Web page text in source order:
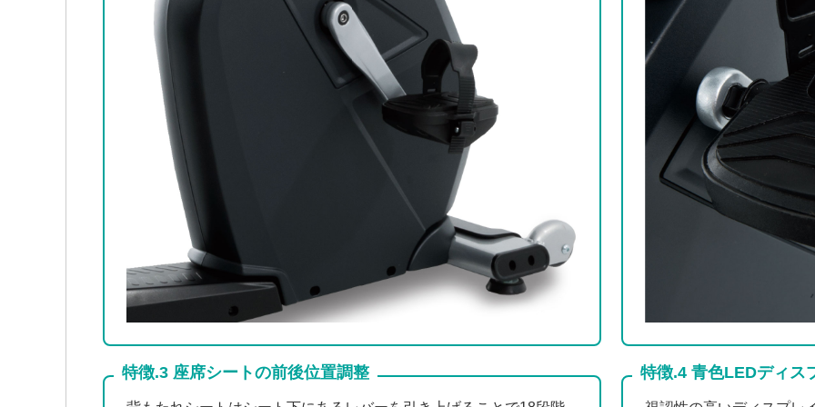
特徴.3 座席シートの前後位置調整 特徴.4 青色LEDディス